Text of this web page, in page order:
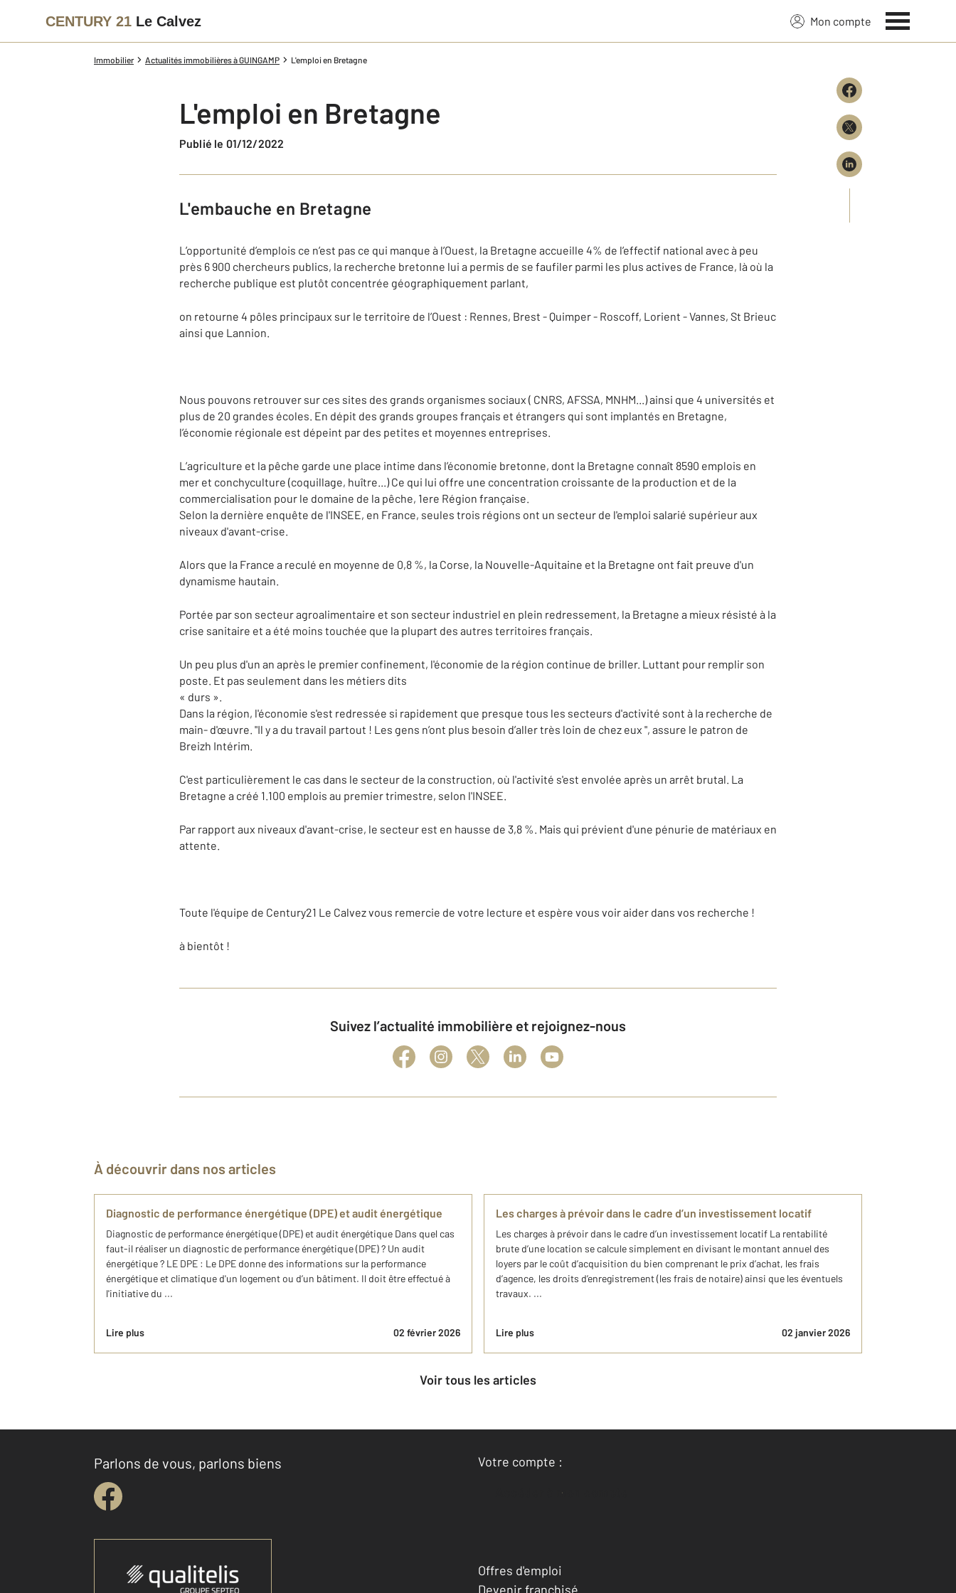
CENTURY 21 Le Calvez Mon compte
Immobilier Actualités immobilières à GUINGAMP L'emploi en Bretagne
L'emploi en Bretagne
Publié le 01/12/2022
L'embauche en Bretagne
L’opportunité d’emplois ce n’est pas ce qui manque à l’Ouest, la Bretagne accueille 4% de l’effectif national avec à peu
près 6 900 chercheurs publics, la recherche bretonne lui a permis de se faufiler parmi les plus actives de France, là où la
recherche publique est plutôt concentrée géographiquement parlant,
on retourne 4 pôles principaux sur le territoire de l’Ouest : Rennes, Brest - Quimper - Roscoff, Lorient - Vannes, St Brieuc
ainsi que Lannion.
Nous pouvons retrouver sur ces sites des grands organismes sociaux ( CNRS, AFSSA, MNHM...) ainsi que 4 universités et
plus de 20 grandes écoles. En dépit des grands groupes français et étrangers qui sont implantés en Bretagne,
l’économie régionale est dépeint par des petites et moyennes entreprises.
L’agriculture et la pêche garde une place intime dans l’économie bretonne, dont la Bretagne connaît 8590 emplois en
mer et conchyculture (coquillage, huître...) Ce qui lui offre une concentration croissante de la production et de la
commercialisation pour le domaine de la pêche, 1ere Région française.
Selon la dernière enquête de l'INSEE, en France, seules trois régions ont un secteur de l'emploi salarié supérieur aux
niveaux d'avant-crise.
Alors que la France a reculé en moyenne de 0,8 %, la Corse, la Nouvelle-Aquitaine et la Bretagne ont fait preuve d'un
dynamisme hautain.
Portée par son secteur agroalimentaire et son secteur industriel en plein redressement, la Bretagne a mieux résisté à la
crise sanitaire et a été moins touchée que la plupart des autres territoires français.
Un peu plus d'un an après le premier confinement, l'économie de la région continue de briller. Luttant pour remplir son
poste. Et pas seulement dans les métiers dits
« durs ».
Dans la région, l'économie s'est redressée si rapidement que presque tous les secteurs d'activité sont à la recherche de
main- d'œuvre. "Il y a du travail partout ! Les gens n’ont plus besoin d’aller très loin de chez eux ", assure le patron de
Breizh Intérim.
C'est particulièrement le cas dans le secteur de la construction, où l'activité s'est envolée après un arrêt brutal. La
Bretagne a créé 1.100 emplois au premier trimestre, selon l'INSEE.
Par rapport aux niveaux d'avant-crise, le secteur est en hausse de 3,8 %. Mais qui prévient d'une pénurie de matériaux en
attente.
Toute l'équipe de Century21 Le Calvez vous remercie de votre lecture et espère vous voir aider dans vos recherche !
à bientôt !
Suivez l’actualité immobilière et rejoignez-nous
À découvrir dans nos articles
Diagnostic de performance énergétique (DPE) et audit énergétique
Diagnostic de performance énergétique (DPE) et audit énergétique Dans quel cas
faut-il réaliser un diagnostic de performance énergétique (DPE) ? Un audit
énergétique ? LE DPE : Le DPE donne des informations sur la performance
énergétique et climatique d'un logement ou d’un bâtiment. Il doit être effectué à
l'initiative du ...
Lire plus 02 février 2026
Les charges à prévoir dans le cadre d’un investissement locatif
Les charges à prévoir dans le cadre d’un investissement locatif La rentabilité
brute d’une location se calcule simplement en divisant le montant annuel des
loyers par le coût d’acquisition du bien comprenant le prix d’achat, les frais
d’agence, les droits d’enregistrement (les frais de notaire) ainsi que les éventuels
travaux. ...
Lire plus 02 janvier 2026
Voir tous les articles
Parlons de vous, parlons biens
Votre compte :
Accéder à mon compte
Offres d'emploi
Devenir franchisé